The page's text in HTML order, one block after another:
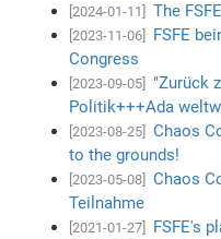
[2024-01-11] The
[2023-11-06]
FSFE
Congress
[2023-09-05]
"Zurück
Politik+++Ada
[2023-08-25]
Chaos
to the grounds!
[2023-05-08]
Chaos
Teilnahme
[2021-01-27]
FSFE's